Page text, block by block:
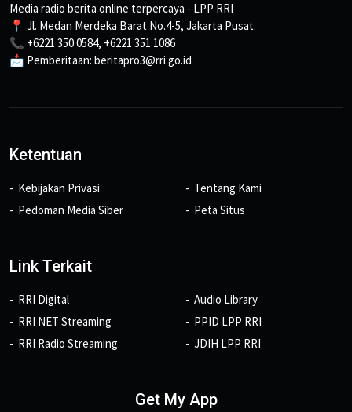
Media radio berita online terpercaya - LPP RRI
📍 Jl. Medan Merdeka Barat No.4-5, Jakarta Pusat.
📞 +6221 350 0584, +6221 351 1086
📩 Pemberitaan: beritapro3@rri.go.id
Ketentuan
Kebijakan Privasi
Pedoman Media Siber
Tentang Kami
Peta Situs
Link Terkait
RRI Digital
RRI NET Streaming
RRI Radio Streaming
Audio Library
PPID LPP RRI
JDIH LPP RRI
Get My App